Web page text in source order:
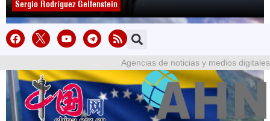
Sergio Rodríguez Gelfenstein
Agencias de noticias y medios digitales